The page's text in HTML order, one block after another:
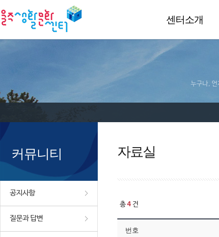
센터소개
누구나, 언
커뮤니티
공지사항
질문과 답변
자료실
총4 건
번호